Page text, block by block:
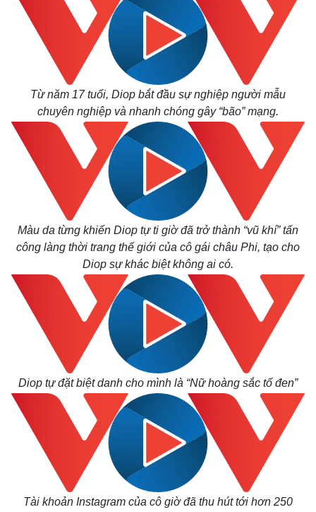
Thế giới
Quan sát
Cuộc sống đó đây
Multimedia
Video
E-Magazine
Infographic
Từ năm 17 tuổi, Diop bắt đầu sự nghiệp người mẫu
chuyên nghiệp và nhanh chóng gây “bão” mạng.
Màu da từng khiến Diop tự ti giờ đã trở thành “vũ khí” tấn
công làng thời trang thế giới của cô gái châu Phi, tạo cho
Diop sự khác biệt không ai có.
Diop tự đặt biệt danh cho mình là “Nữ hoàng sắc tố đen”
Tài khoản Instagram của cô giờ đã thu hút tới hơn 250